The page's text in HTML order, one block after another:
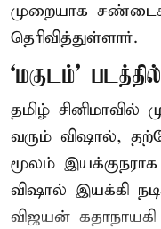
முறையாக சண்டைக்
தெரிவித்துள்ளார்.
‘மகுடம்’
தமிழ்
வரும் விஷால்,
மூலம்
விஷால் இயக்கி
விஜயன் கதாநாயகி